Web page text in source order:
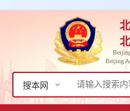
Beijing
搜本网